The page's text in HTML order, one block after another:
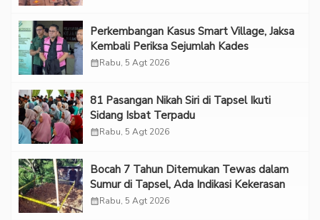
Perkembangan Kasus Smart Village, Jaksa
Kembali Periksa Sejumlah Kades
calendar_monthRabu, 5 Agt 2026
81 Pasangan Nikah Siri di Tapsel Ikuti
Sidang Isbat Terpadu
calendar_monthRabu, 5 Agt 2026
Bocah 7 Tahun Ditemukan Tewas dalam
Sumur di Tapsel, Ada Indikasi Kekerasan
calendar_monthRabu, 5 Agt 2026